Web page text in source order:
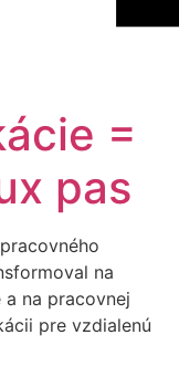
=
pas
na
na pracovnej
pre vzdialenú